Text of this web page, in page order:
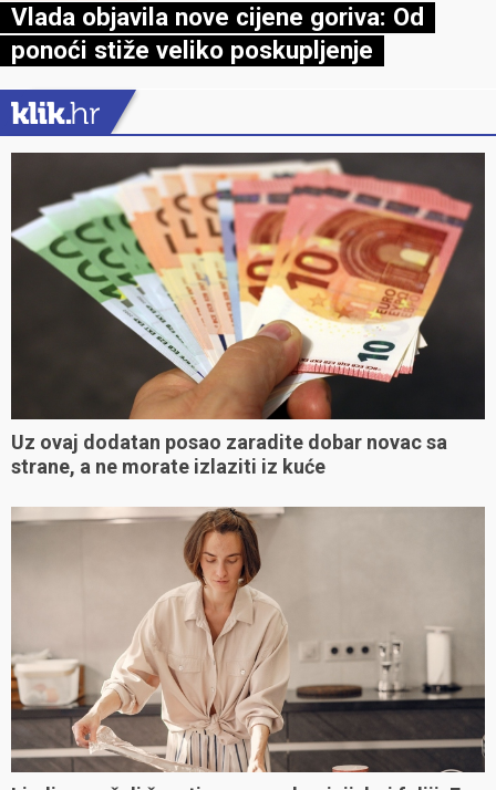
Vlada objavila nove cijene goriva: Od
ponoći stiže veliko poskupljenje
Uz ovaj dodatan posao zaradite dobar novac sa
strane, a ne morate izlaziti iz kuće